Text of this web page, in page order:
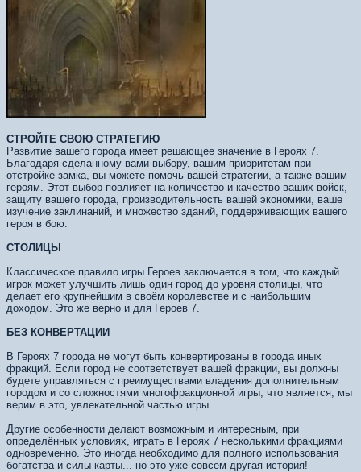
СТРОЙТЕ СВОЮ СТРАТЕГИЮ
Развитие вашего города имеет решающее значение в Героях 7.
Благодаря сделанному вами выбору, вашим приоритетам при
отстройке замка, вы можете помочь вашей стратегии, а также вашим
героям. Этот выбор повлияет на количество и качество ваших войск,
защиту вашего города, производительность вашей экономики, ваше
изучение заклинаний, и множество зданий, поддерживающих вашего
героя в бою.
СТОЛИЦЫ
Классическое правило игры Героев заключается в том, что каждый
игрок может улучшить лишь один город до уровня столицы, что
делает его крупнейшим в своём королевстве и с наибольшим
доходом. Это же верно и для Героев 7.
БЕЗ КОНВЕРТАЦИИ
В Героях 7 города не могут быть конвертированы в города иных
фракций. Если город не соответствует вашей фракции, вы должны
будете управляться с преимуществами владения дополнительным
городом и со сложностями многофракционной игры, что является, мы
верим в это, увлекательной частью игры.
Другие особенности делают возможным и интересным, при
определённых условиях, играть в Героях 7 несколькими фракциями
одновременно. Это иногда необходимо для полного использования
богатства и силы карты... но это уже совсем другая история!